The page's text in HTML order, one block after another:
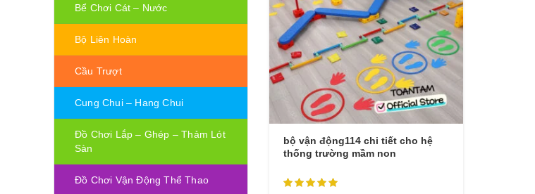
bộ vận động114 chi tiết cho hệ
thống trường mầm non
Bể Chơi Cát – Nước
Bộ Liên Hoàn
Cầu Trượt
Cung Chui – Hang Chui
Đồ Chơi Lắp – Ghép – Thảm Lót
Sàn
Đồ Chơi Vận Động Thể Thao